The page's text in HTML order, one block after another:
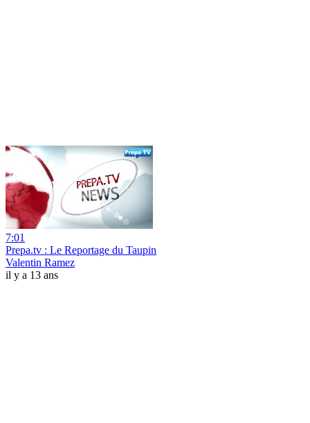
7:01
Prepa.tv : Le Reportage du Taupin
Valentin Ramez
il y a 13 ans